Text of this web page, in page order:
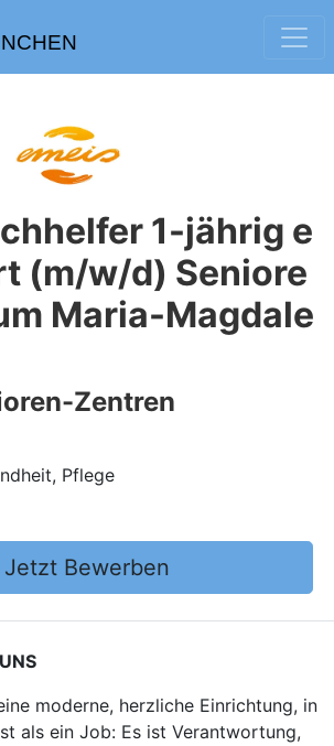
1-jährig e
(m/w/d) Seniore
Maria-Magdale
Zentren
Pflege
Jetzt Bewerben
moderne, herzliche Einrichtung, in
als ein Job: Es ist Verantwortung,